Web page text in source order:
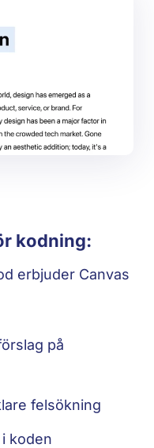
kodning:
erbjuder Canvas
på
felsökning
koden